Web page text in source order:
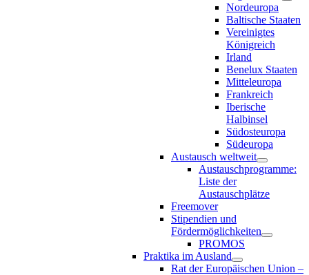
Nordeuropa
Baltische Staaten
Vereinigtes
Königreich
Irland
Benelux Staaten
Mitteleuropa
Frankreich
Iberische
Halbinsel
Südosteuropa
Südeuropa
Austausch weltweit
Austauschprogramme:
Liste der
Austauschplätze
Freemover
Stipendien und
Fördermöglichkeiten
PROMOS
Praktika im Ausland
Rat der Europäischen Union –